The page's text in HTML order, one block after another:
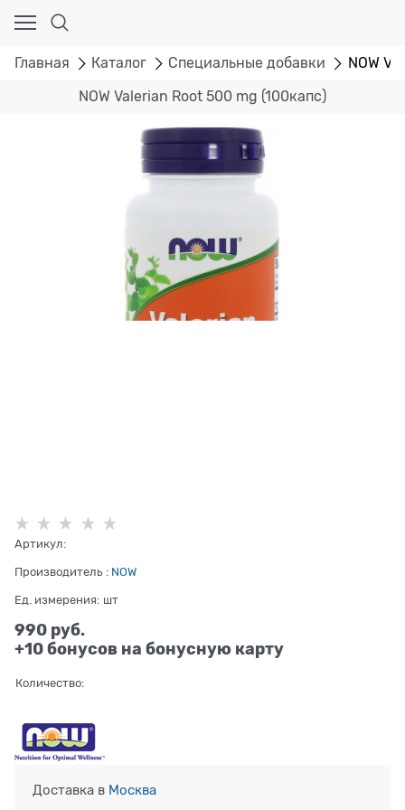
Главная Каталог Специальные добавки NOW
NOW Valerian Root 500 mg (100капс)
Артикул:
Производитель : NOW
Ед. измерения: шт
990 руб.
+10 бонусов на бонусную карту
Количество:
Доставка в Москва